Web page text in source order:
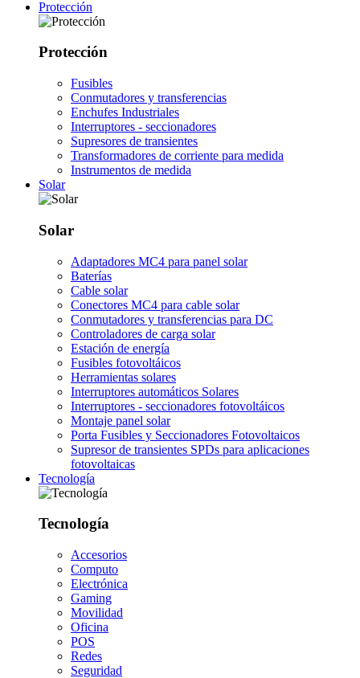
Protección
Protección
Fusibles
Conmutadores y transferencias
Enchufes Industriales
Interruptores - seccionadores
Supresores de transientes
Transformadores de corriente para medida
Instrumentos de medida
Solar
Solar
Adaptadores MC4 para panel solar
Baterías
Cable solar
Conectores MC4 para cable solar
Conmutadores y transferencias para DC
Controladores de carga solar
Estación de energía
Fusibles fotovoltáicos
Herramientas solares
Interruptores automáticos Solares
Interruptores - seccionadores fotovoltáicos
Montaje panel solar
Porta Fusibles y Seccionadores Fotovoltaicos
Supresor de transientes SPDs para aplicaciones
fotovoltaicas
Tecnología
Tecnología
Accesorios
Computo
Electrónica
Gaming
Movilidad
Oficina
POS
Redes
Seguridad